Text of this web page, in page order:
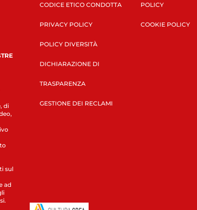
di
sul
ad
CODICE ETICO CONDOTTA
PRIVACY POLICY
POLICY DIVERSITÀ
DICHIARAZIONE DI
TRASPARENZA
GESTIONE DEI RECLAMI
POLICY
COOKIE POLICY